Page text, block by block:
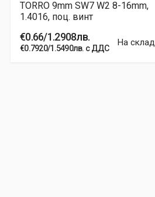
TORRО 9mm SW7 W2 8-16mm,
1.4016, поц. винт
€0.66/1.2908лв.
€0.7920/1.5490лв. с ДДС
На склад